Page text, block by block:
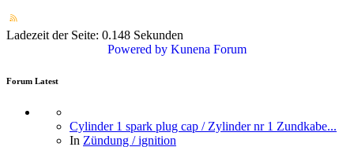
Ladezeit der Seite: 0.148 Sekunden
Powered by Kunena Forum
Forum Latest
Cylinder 1 spark plug cap / Zylinder nr 1 Zundkabe...
In Zündung / ignition